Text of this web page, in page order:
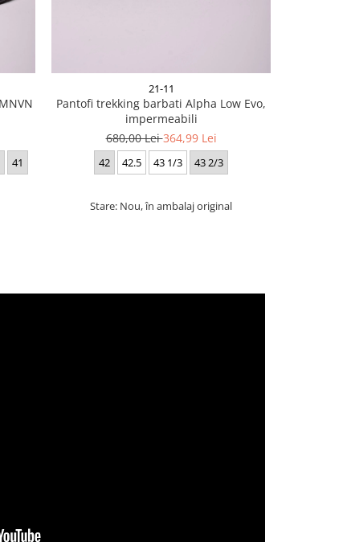
41
21-11
Pantofi trekking barbati Alpha Low Evo,
impermeabili
680,00 Lei364,99 Lei
42 42.5 43 1/3 43 2/3
Stare: Nou, în ambalaj original